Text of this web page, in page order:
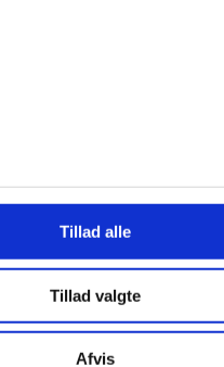
Tillad alle
Tillad valgte
Afvis